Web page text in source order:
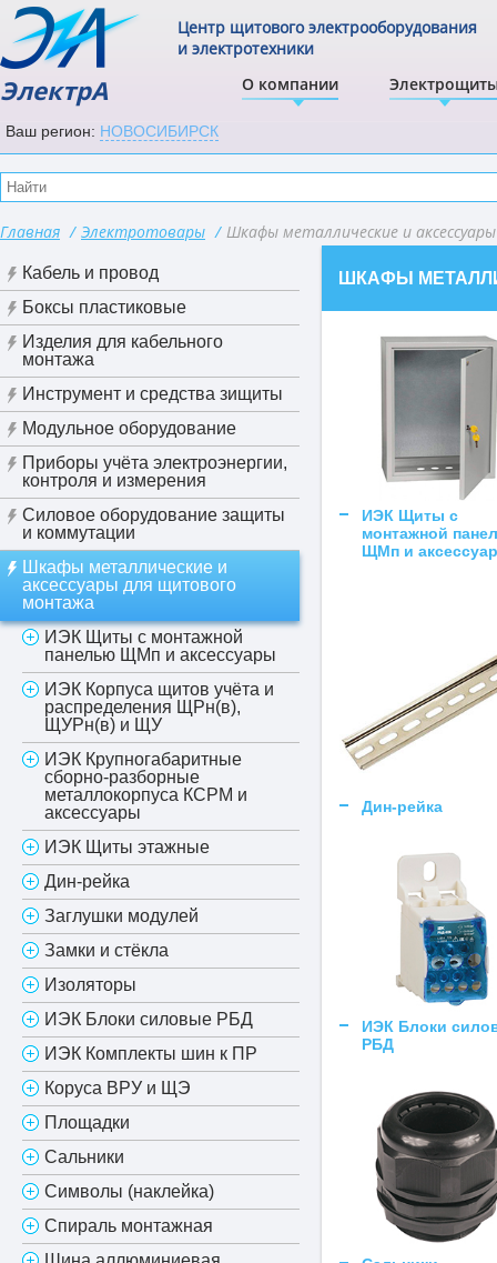
ЭлектрА О компании
Центр щитового электрооборудования
и электротехники
Ваш регион: НОВОСИБИРСК
Главная / Электротовары / Шкафы металлические и
Кабель и провод
Боксы пластиковые
Изделия для кабельного
монтажа
Инструмент и средства зищиты
Модульное оборудование
Приборы учёта электроэнергии,
контроля и измерения
Силовое оборудование защиты
и коммутации
Шкафы металлические и
аксессуары для щитового
монтажа
ИЭК Щиты с монтажной
панелью ЩМп и аксессуары
ИЭК Корпуса щитов учёта и
распределения ЩРн(в),
ЩУРн(в) и ЩУ
ИЭК Крупногабаритные
сборно-разборные
металлокорпуса КСРМ и
аксессуары
ИЭК Щиты этажные
Дин-рейка
Заглушки модулей
Замки и стёкла
Изоляторы
ИЭК Блоки силовые РБД
ИЭК Комплекты шин к ПР
Коруса ВРУ и ЩЭ
Площадки
Сальники
Символы (наклейка)
Спираль монтажная
ШКАФЫ
ИЭК Щиты с
монтажной
ЩМп и
Дин-рейка
ИЭК Блоки
РБД